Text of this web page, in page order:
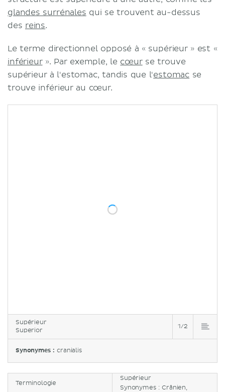
Supérieur
Superior
1/2
Synonymes :cranialis
glandes surrénales qui se trouvent au-dessus
des reins.
Le terme directionnel opposé à « supérieur » est «
inférieur». Par exemple, le cœurse trouve
supérieur à l'estomac, tandis que l'estomac se
trouve inférieur au cœur.
Terminologie
Supérieur
Synonymes : Crânien,